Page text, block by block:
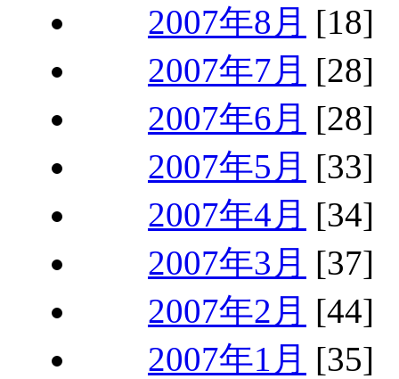
2007年8月 [18]
2007年7月 [28]
2007年6月 [28]
2007年5月 [33]
2007年4月 [34]
2007年3月 [37]
2007年2月 [44]
2007年1月 [35]